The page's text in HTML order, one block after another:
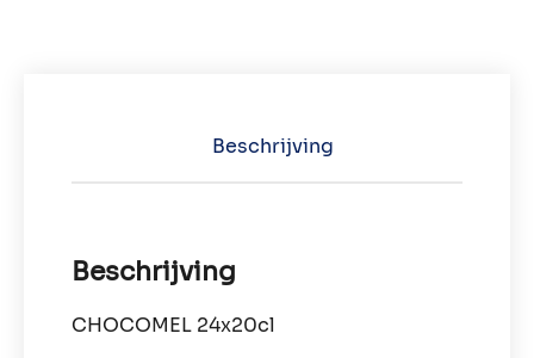
Beschrijving
Beschrijving
CHOCOMEL 24x20cl